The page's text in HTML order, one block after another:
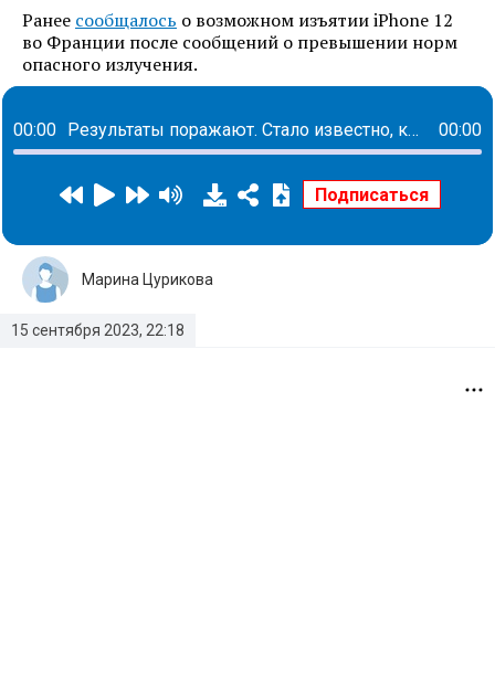
Ранее сообщалось о возможном изъятии iPhone 12
во Франции после сообщений о превышении норм
опасного излучения.
00:00 Результаты поражают. Стало известно, как люди голосовали за ЛДПР без Жириновского 00:00
15 сентября 2023, 22:18
Марина Цурикова